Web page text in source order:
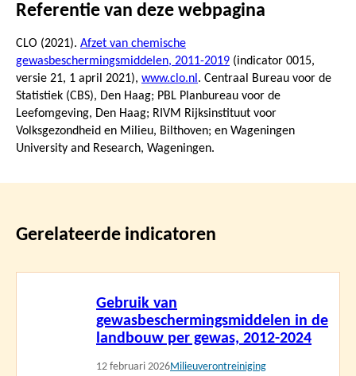
Referentie van deze webpagina
CLO (2021). Afzet van chemische
gewasbeschermingsmiddelen, 2011-2019 (indicator 0015,
versie 21, 1 april 2021), www.clo.nl . Centraal Bureau voor de
Statistiek (CBS), Den Haag; PBL Planbureau voor de
Leefomgeving, Den Haag; RIVM Rijksinstituut voor
Volksgezondheid en Milieu, Bilthoven; en Wageningen
University and Research, Wageningen.
Gerelateerde indicatoren
Gebruik van
gewasbeschermingsmiddelen in de
landbouw per gewas, 2012-2024
12 februari 2026Milieuverontreiniging